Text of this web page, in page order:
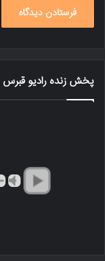
پخش زنده رادیو قبرس